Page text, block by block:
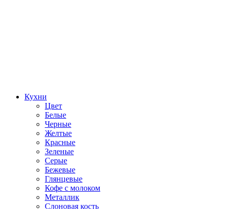
Кухни
Цвет
Белые
Черные
Желтые
Красные
Зеленые
Серые
Бежевые
Глянцевые
Кофе с молоком
Металлик
Слоновая кость